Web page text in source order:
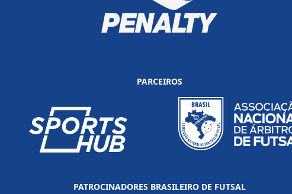
PARCEIROS
PATROCINADORES BRASILEIRO DE FUTSAL